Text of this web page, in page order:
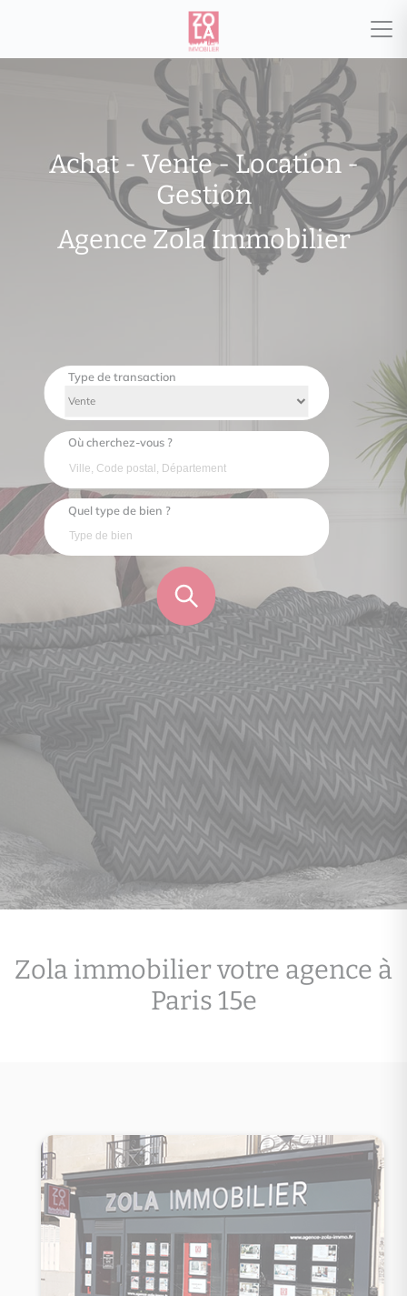
Achat - Vente - Location -
Gestion
Agence Zola Immobilier
Type de transaction
Où cherchez-vous ?
Quel type de bien ?
Zola immobilier votre agence à
Paris 15e